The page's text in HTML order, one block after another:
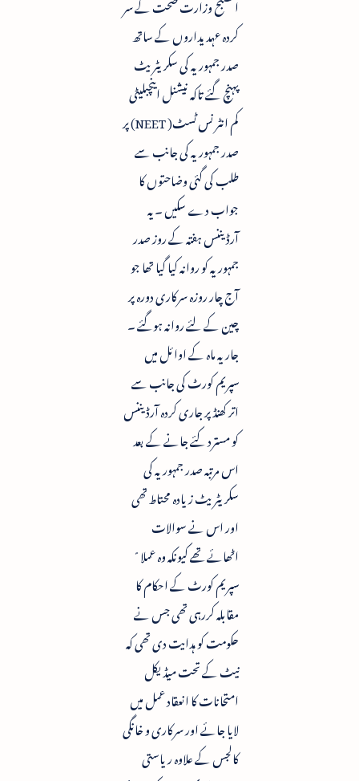
کردہ عہدیداروں کے ساتھ
صدر جمہوریہ کی سکریٹریٹ
پہنچ گئے تاکہ نیشنل اینچبلیٹی
کم انٹر نس ٹسٹ( NEET) پر
صدر جمہوریہ کی جانب سے
طلب کی گئی وضاحتوں کا
جواب دے سکیں ۔ یہ
آرڈیننس ہفتہ کے روز صدر
جمہوریہ کو روانہ کیا گیا تھا جو
آج چار روزہ سرکاری دورہ پر
چین کے لئے روانہ ہوگئے ۔
جاریہ ماہ کے اوائل میں
سپریم کورٹ کی جانب سے
اتر کھنڈ پر جاری کردہ آرڈیننس
کو مسترد کئے جانے کے بعد
اس مرتبہ صدر جمہوریہ کی
سکریٹریٹ زیادہ محتاط تھی
اور اس نے سوالات
اٹھائے تھے کیونکہ وہ عملا ً
سپریم کورٹ کے احکام کا
مقابلہ کررہی تھی جس نے
حکومت کو ہدایت دی تھی کہ
نیٹ کے تحت میڈیکل
امتحانات کا انعقاد عمل میں
لایا جائے اور سرکاری و خانگی
کالجس کے علاوہ ریاستی